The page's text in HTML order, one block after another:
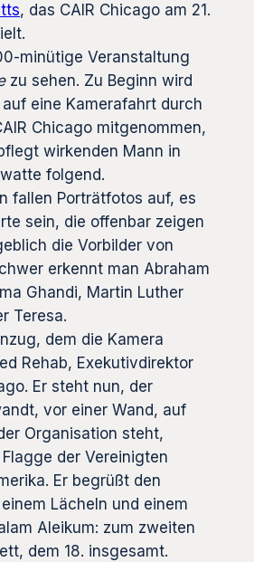
, das CAIR Chicago am 21.
minütige Veranstaltung
zu sehen. Zu Beginn wird
eine Kamerafahrt durch
Chicago mitgenommen,
wirkenden Mann in
folgend.
fallen Porträtfotos auf, es
sein, die offenbar zeigen
die Vorbilder von
erkennt man Abraham
Ghandi, Martin Luther
Teresa.
dem die Kamera
Rehab, Exekutivdirektor
Er steht nun, der
vor einer Wand, auf
Organisation steht,
der Vereinigten
Er begrüßt den
Lächeln und einem
Aleikum: zum zweiten
dem 18. insgesamt.